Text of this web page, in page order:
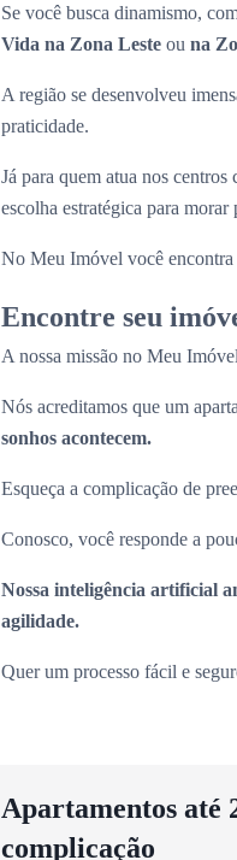
Se você busca dinamismo,
Vida na Zona Leste ou na
A região se desenvolveu
praticidade.
Já para quem atua nos
escolha estratégica para
No Meu Imóvel você encontra
Encontre seu
A nossa missão no Meu
Nós acreditamos que um
sonhos acontecem.
Esqueça a complicação de
Conosco, você responde a
Nossa inteligência artificial
agilidade.
Quer um processo fácil e
Apartamentos até
complicação